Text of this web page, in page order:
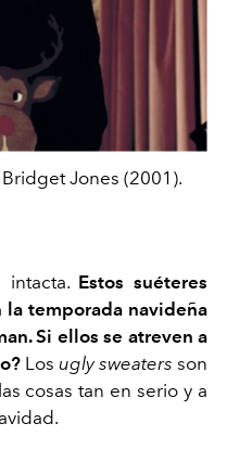
Jones (2001).
Estos suéteres
temporada navideña
Si ellos se atreven a
Los ugly sweaters son
cosas tan en serio y a